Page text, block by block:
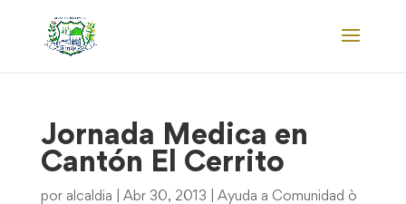
Jornada Medica en
Cantón El Cerrito
por alcaldia Abr 30, 2013
Ayuda a Comunidad ò